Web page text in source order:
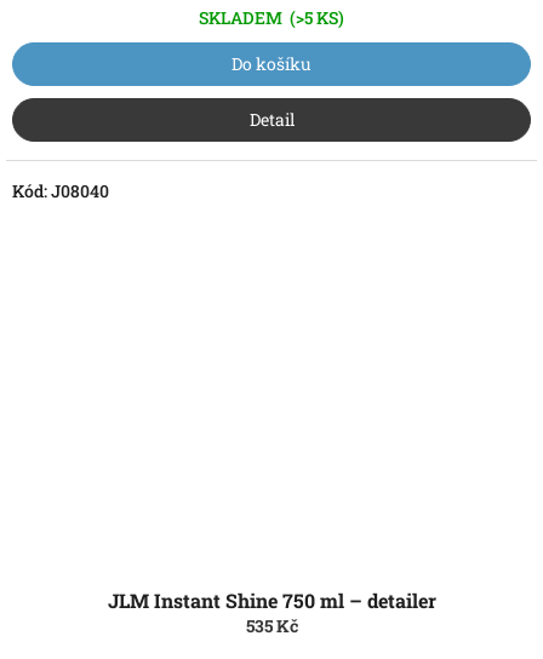
SKLADEM (>5 KS)
Do košíku
Detail
JLM Instant Shine 750 ml – detailer
535 Kč
Kód:J08040